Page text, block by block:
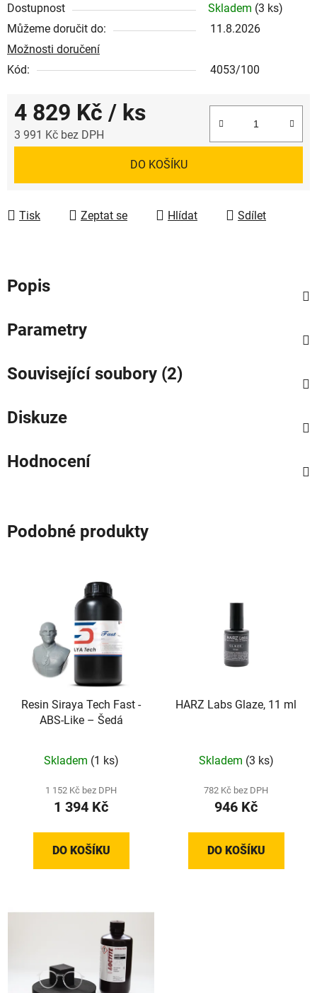
Dostupnost Skladem (3 ks)
Můžeme doručit do:
11.8.2026
Možnosti doručení
Kód:
4053/100
4 829 Kč / ks
3 991 Kč bez DPH
DO KOŠÍKU
Tisk Zeptat se Hlídat Sdílet
Popis
Parametry
Související soubory (2)
Diskuze
Hodnocení
Podobné produkty
Resin Siraya Tech Fast -
ABS-Like – Šedá
Skladem (1 ks)
1 152 Kč bez DPH
1 394 Kč
DO KOŠÍKU
HARZ Labs Glaze, 11 ml
Skladem (3 ks)
782 Kč bez DPH
946 Kč
DO KOŠÍKU